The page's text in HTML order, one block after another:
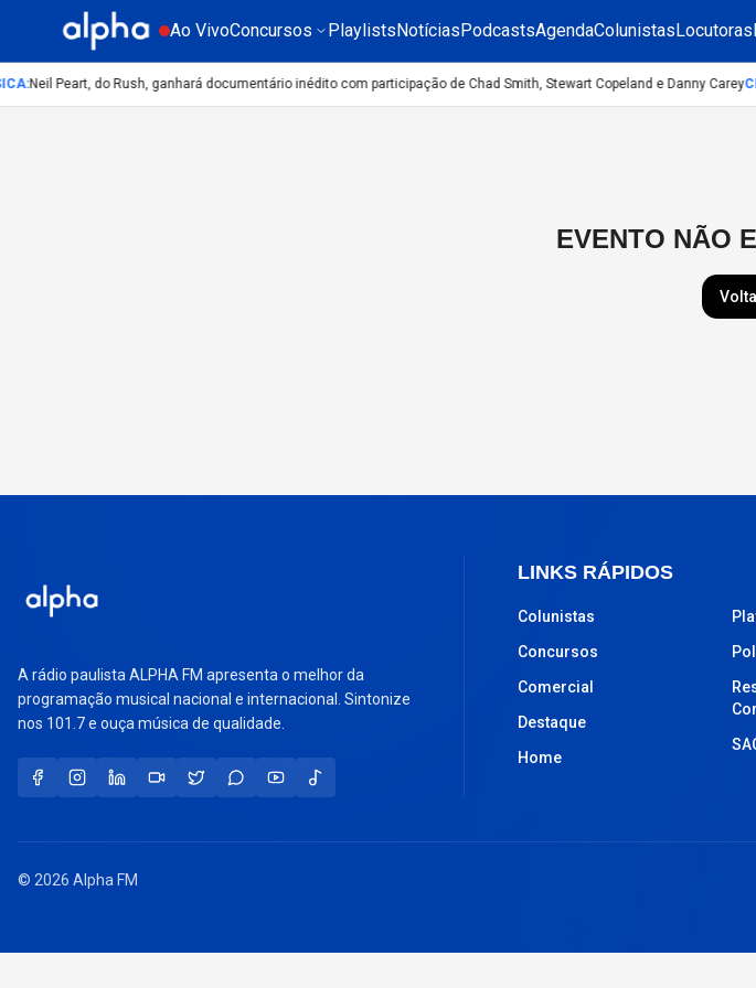
Ao VivoConcursos PlaylistsNotíciasPodcastsAgendaColunistasLocutoras
:Neil Peart, do Rush, ganhará documentário inédito com participação de Chad Smith, Stewart Copeland e Danny Carey
EVENTO NÃO
A rádio paulista ALPHA FM apresenta o melhor da
programação musical nacional e internacional. Sintonize
nos 101.7 e ouça música de qualidade.
LINKS RÁPIDOS
Colunistas
Concursos
Comercial
Destaque
Home
© 2026 Alpha FM